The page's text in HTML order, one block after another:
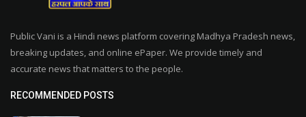
Public Vani is a Hindi news platform covering Madhya Pradesh news,
breaking updates, and online ePaper. We provide timely and
accurate news that matters to the people.
RECOMMENDED POSTS